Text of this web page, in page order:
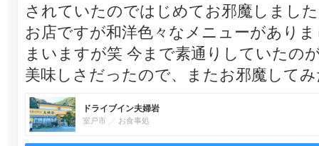
されていたのではじめてお邪魔しまし
お店ですが和洋色々なメニューがあり
まいますが笑 今まで素通りしていたの
美味しさだったので、またお邪魔して
ドライブイン夫婦岩
室戸市 お食事処